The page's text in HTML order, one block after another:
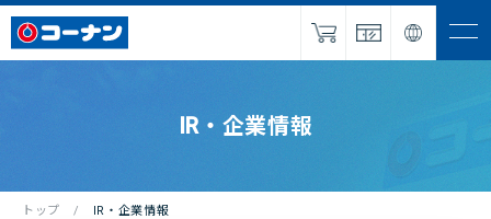
採用情報
IR・企業情報
トップ IR・企業情報